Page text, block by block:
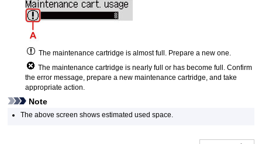
Themaintenance cartridge is almost full.
Prepare a new one.
Themaintenance cartridge is nearly full or has become full.
Confirm
the error message, prepare a newmaintenance cartridge , and take
appropriate action.
Note
The above screen shows estimated used space.